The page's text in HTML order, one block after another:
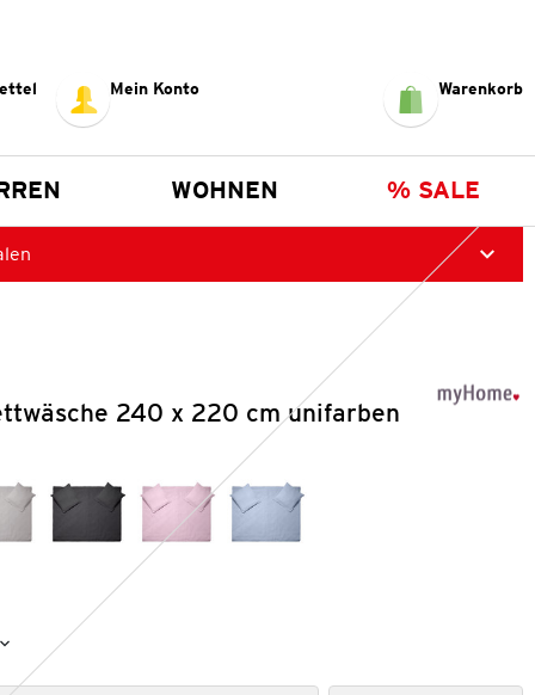
Mein Konto Warenkorb
WOHNEN % SALE
240 x 220 cm unifarben